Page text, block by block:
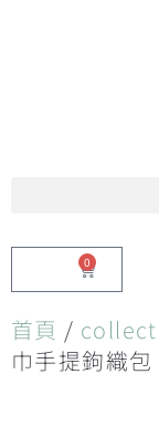
0
首頁 /
巾手提鉤織